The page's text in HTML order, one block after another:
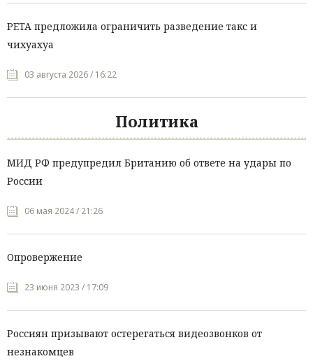
PETA предложила ограничить разведение такс и
чихуахуа
03 августа 2026 / 16:22
Политика
МИД РФ предупредил Британию об ответе на удары по
России
06 мая 2024 / 21:26
Опровержение
23 июня 2023 / 17:09
Россиян призывают остерегаться видеозвонков от
незнакомцев